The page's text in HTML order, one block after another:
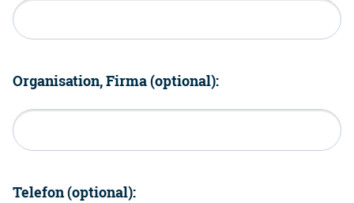
Organisation, Firma (optional):
Telefon (optional):